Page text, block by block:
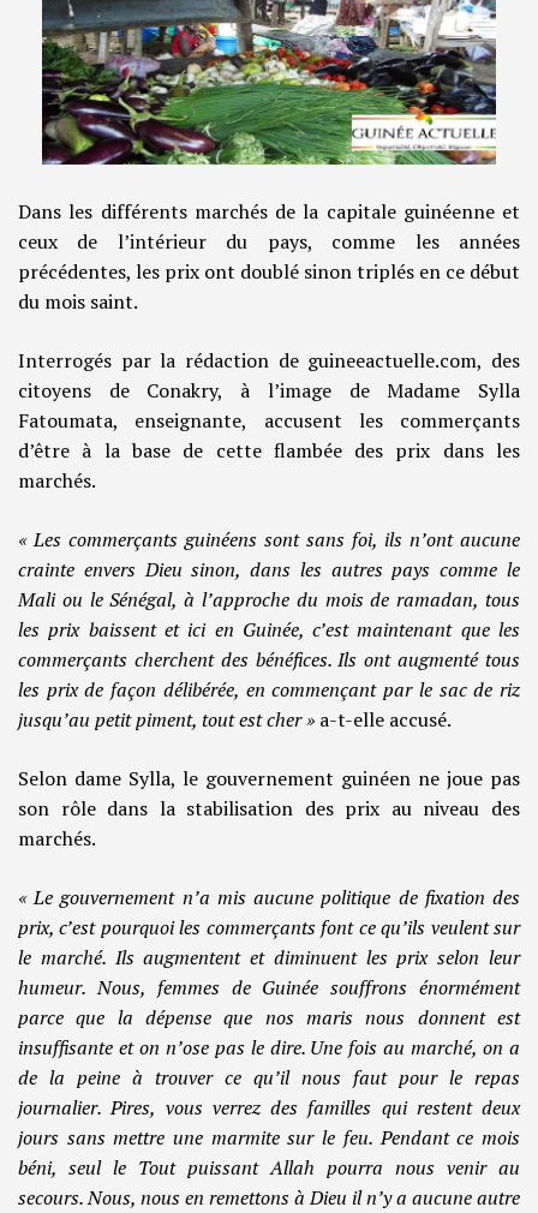
Dans les différents marchés de la capitale guinéenne et
ceux de l’intérieur du pays, comme les années
précédentes, les prix ont doublé sinon triplés en ce début
du mois saint.
Interrogés par la rédaction de guineeactuelle.com, des
citoyens de Conakry, à l’image de Madame Sylla
Fatoumata, enseignante, accusent les commerçants
d’être à la base de cette flambée des prix dans les
marchés.
« Les commerçants guinéens sont sans foi, ils n’ont aucune
crainte envers Dieu sinon, dans les autres pays comme le
Mali ou le Sénégal, à l’approche du mois de ramadan, tous
les prix baissent et ici en Guinée, c’est maintenant que les
commerçants cherchent des bénéfices. Ils ont augmenté tous
les prix de façon délibérée, en commençant par le sac de riz
jusqu’au petit piment, tout est cher » a-t-elle accusé.
Selon dame Sylla, le gouvernement guinéen ne joue pas
son rôle dans la stabilisation des prix au niveau des
marchés.
« Le gouvernement n’a mis aucune politique de fixation des
prix, c’est pourquoi les commerçants font ce qu’ils veulent sur
le marché. Ils augmentent et diminuent les prix selon leur
humeur. Nous, femmes de Guinée souffrons énormément
parce que la dépense que nos maris nous donnent est
insuffisante et on n’ose pas le dire. Une fois au marché, on a
de la peine à trouver ce qu’il nous faut pour le repas
journalier. Pires, vous verrez des familles qui restent deux
jours sans mettre une marmite sur le feu. Pendant ce mois
béni, seul le Tout puissant Allah pourra nous venir au
secours. Nous, nous en remettons à Dieu il n’y a aucune autre